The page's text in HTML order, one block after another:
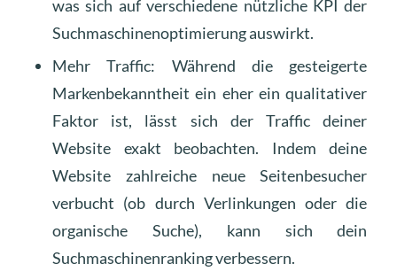
was sich auf verschiedene nützliche KPI der
Suchmaschinenoptimierung auswirkt.
Mehr Traffic: Während die gesteigerte
Markenbekanntheit ein eher ein qualitativer
Faktor ist, lässt sich der Traffic deiner
Website exakt beobachten. Indem deine
Website zahlreiche neue Seitenbesucher
verbucht (ob durch Verlinkungen oder die
organische Suche), kann sich dein
Suchmaschinenranking verbessern.